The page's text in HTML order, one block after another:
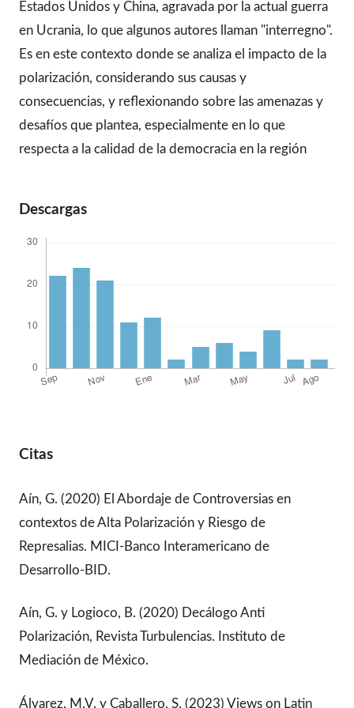
Estados Unidos y China, agravada por la actual guerra
en Ucrania, lo que algunos autores llaman "interregno".
Es en este contexto donde se analiza el impacto de la
polarización, considerando sus causas y
consecuencias, y reflexionando sobre las amenazas y
desafíos que plantea, especialmente en lo que
respecta a la calidad de la democracia en la región
Descargas
Citas
Aín, G. (2020) El Abordaje de Controversias en
contextos de Alta Polarización y Riesgo de
Represalias. MICI-Banco Interamericano de
Desarrollo-BID.
Aín, G. y Logioco, B. (2020) Decálogo Anti
Polarización, Revista Turbulencias. Instituto de
Mediación de México.
Álvarez, M.V. y Caballero, S. (2023) Views on Latin